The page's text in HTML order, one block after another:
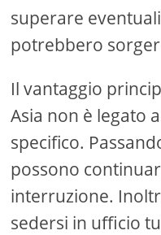
superare
potrebbero
Il vantaggio
Asia non è legato
specifico.
possono
interruzione.
sedersi in ufficio